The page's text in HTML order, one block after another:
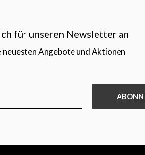
für unseren Newsletter an
neuesten Angebote und Aktionen